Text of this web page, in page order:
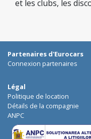
et les clubs, les
Partenaires d'Eurocars
Connexion partenaires
Légal
Politique de location
Détails de la compagnie
ANPC